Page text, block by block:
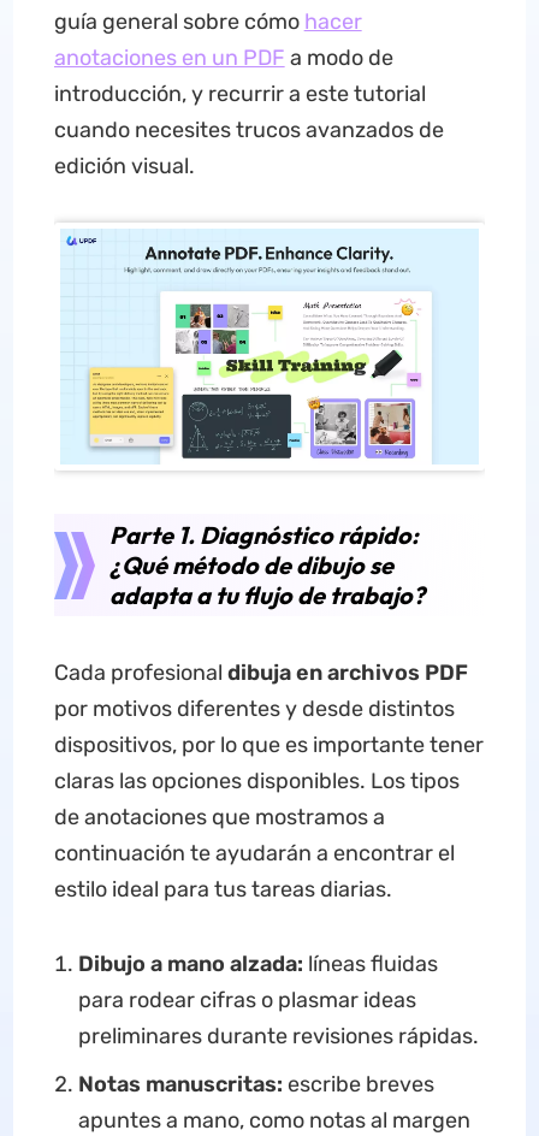
guía general sobre cómo hacer
anotaciones en un PDF a modo de
introducción, y recurrir a este tutorial
cuando necesites trucos avanzados de
edición visual.
Parte 1. Diagnóstico rápido:
¿Qué método de dibujo se
adapta a tu flujo de trabajo?
Cada profesional dibuja en archivos PDF
por motivos diferentes y desde distintos
dispositivos, por lo que es importante tener
claras las opciones disponibles. Los tipos
de anotaciones que mostramos a
continuación te ayudarán a encontrar el
estilo ideal para tus tareas diarias.
Dibujo a mano alzada: líneas fluidas
para rodear cifras o plasmar ideas
preliminares durante revisiones rápidas.
Notas manuscritas: escribe breves
apuntes a mano, como notas al margen